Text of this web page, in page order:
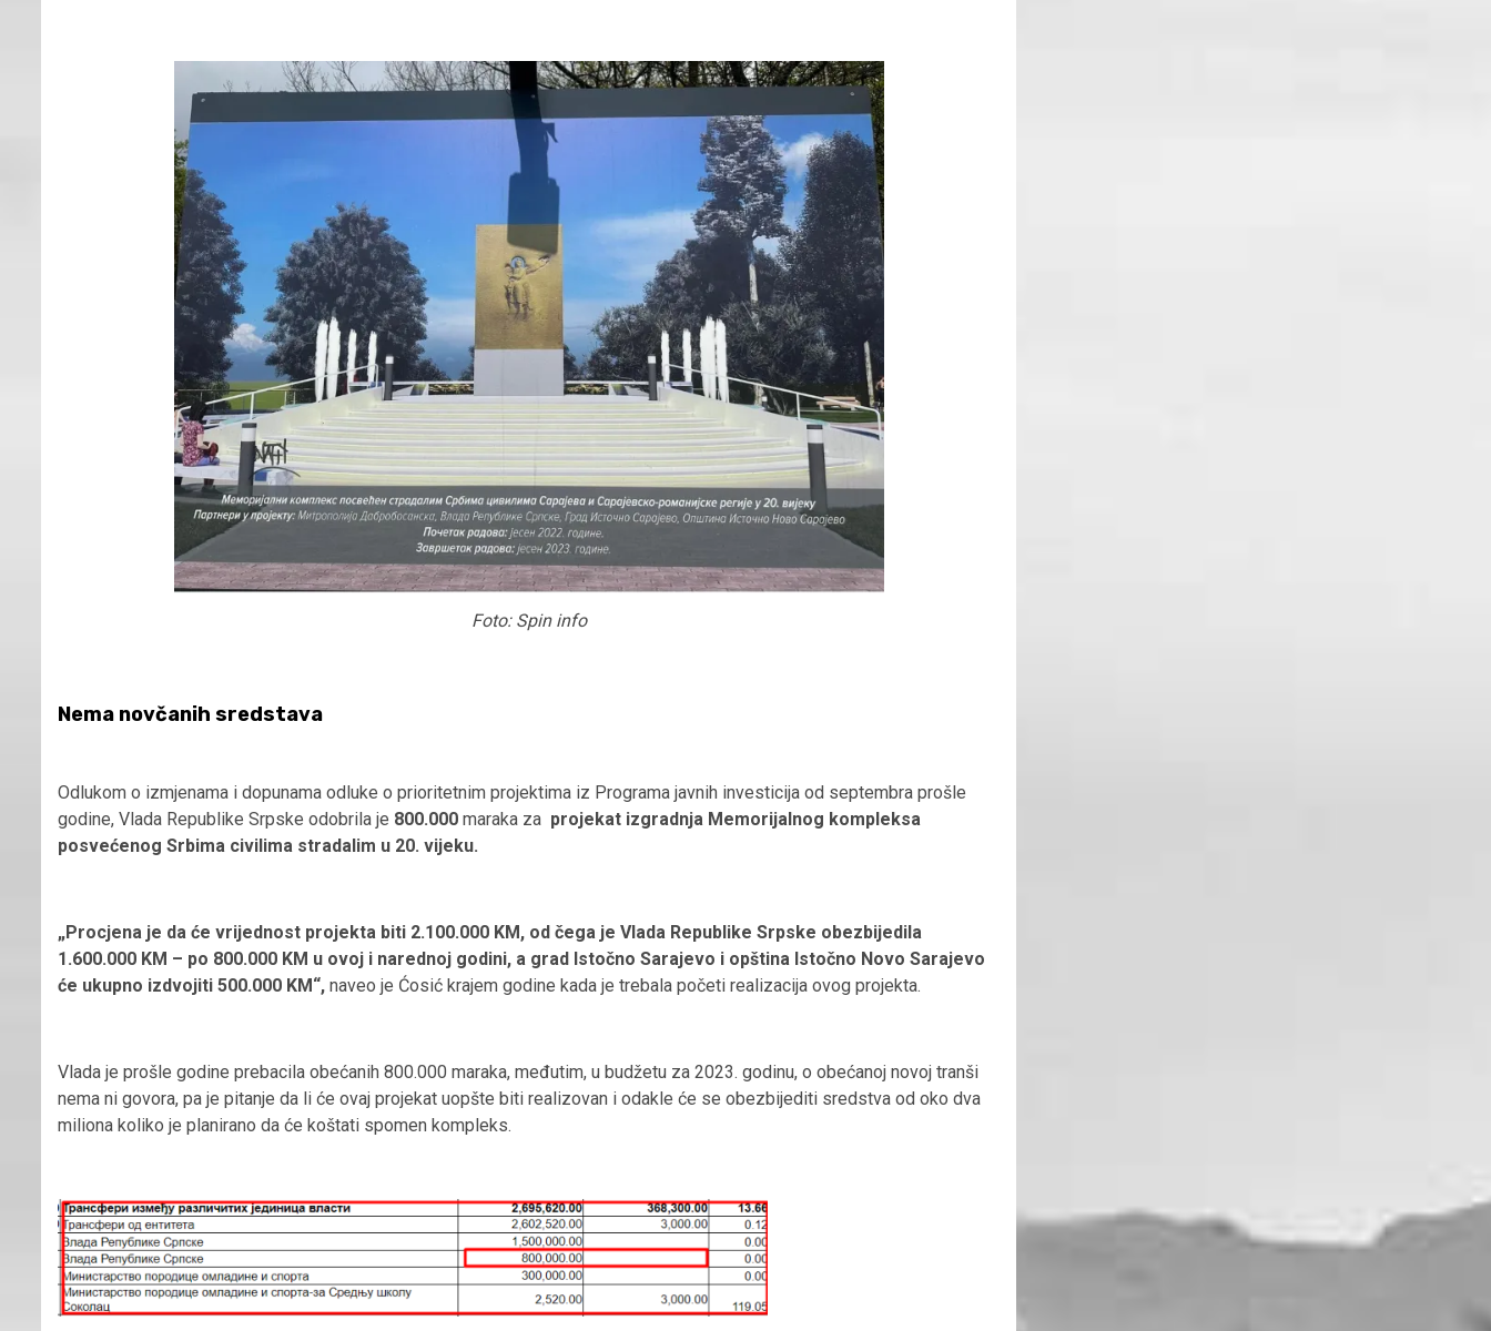
Foto: Spin info
Nema novčanih sredstava
Odlukom o izmjenama i dopunama odluke o prioritetnim projektima iz Programa javnih investicija od septembra prošle
godine, Vlada Republike Srpske odobrila je 800.000 maraka za projekat izgradnja Memorijalnog kompleksa
posvećenog Srbima civilima stradalim u 20. vijeku.
„Procjena je da će vrijednost projekta biti 2.100.000 KM, od čega je Vlada Republike Srpske obezbijedila
1.600.000 KM – po 800.000 KM u ovoj i narednoj godini, a grad Istočno Sarajevo i opština Istočno Novo Sarajevo
će ukupno izdvojiti 500.000 KM“, naveo je Ćosić krajem godine kada je trebala početi realizacija ovog projekta.
Vlada je prošle godine prebacila obećanih 800.000 maraka, međutim, u budžetu za 2023. godinu, o obećanoj novoj tranši
nema ni govora, pa je pitanje da li će ovaj projekat uopšte biti realizovan i odakle će se obezbijediti sredstva od oko dva
miliona koliko je planirano da će koštati spomen kompleks.